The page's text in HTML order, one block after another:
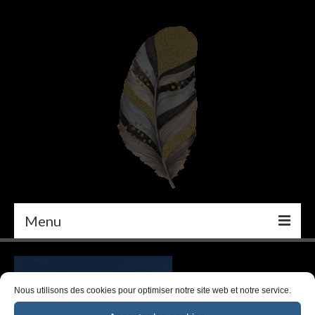
Nous utilisons des cookies pour optimiser notre site web et notre service.
Menu
PEINTURE
DÉCORATION INTÉRIEURE